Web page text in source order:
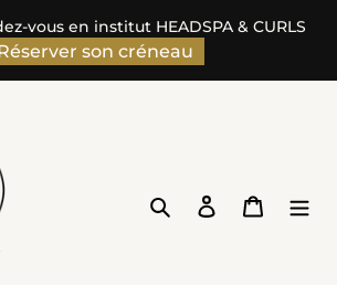
vous en institut HEADSPA & CURLS
son créneau
RechercherSe connecter
Panier